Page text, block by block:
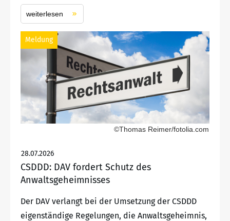
weiterlesen
Meldung
©Thomas Reimer/fotolia.com
28.07.2026
CSDDD: DAV fordert Schutz des
Anwaltsgeheimnisses
Der DAV verlangt bei der Umsetzung der CSDDD
eigenständige Regelungen, die Anwaltsgeheimnis,